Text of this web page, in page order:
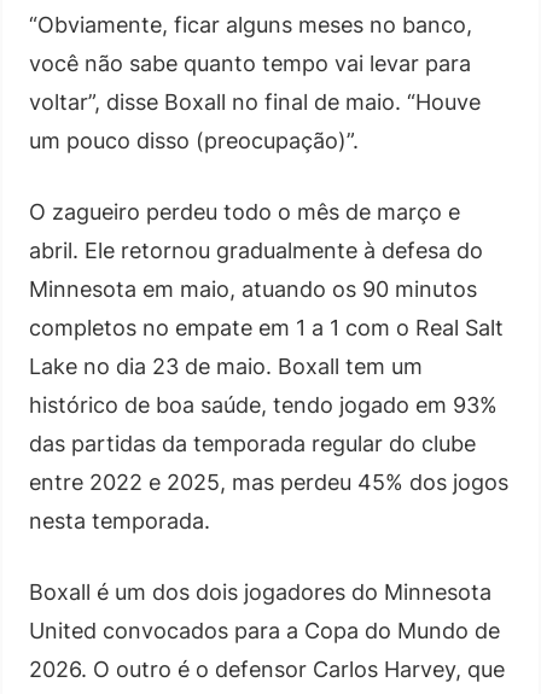
“Obviamente, ficar alguns meses no banco,
você não sabe quanto tempo vai levar para
voltar”, disse Boxall no final de maio. “Houve
um pouco disso (preocupação)”.
O zagueiro perdeu todo o mês de março e
abril. Ele retornou gradualmente à defesa do
Minnesota em maio, atuando os 90 minutos
completos no empate em 1 a 1 com o Real Salt
Lake no dia 23 de maio. Boxall tem um
histórico de boa saúde, tendo jogado em 93%
das partidas da temporada regular do clube
entre 2022 e 2025, mas perdeu 45% dos jogos
nesta temporada.
Boxall é um dos dois jogadores do Minnesota
United convocados para a Copa do Mundo de
2026. O outro é o defensor Carlos Harvey, que